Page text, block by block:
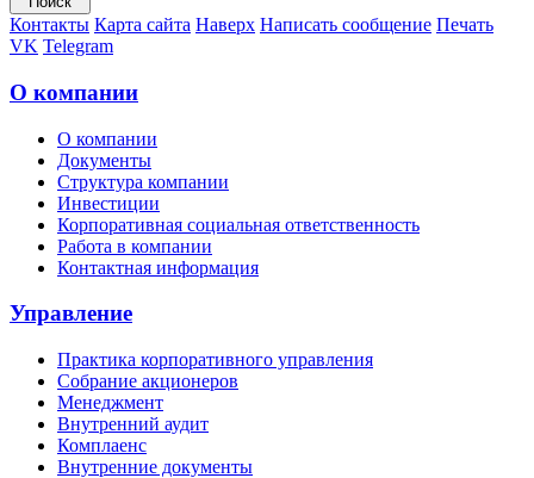
Контакты Карта сайта Наверх Написать сообщение Печать
VK Telegram
О компании
О компании
Документы
Структура компании
Инвестиции
Корпоративная социальная ответственность
Работа в компании
Контактная информация
Управление
Практика корпоративного управления
Собрание акционеров
Менеджмент
Внутренний аудит
Комплаенс
Внутренние документы